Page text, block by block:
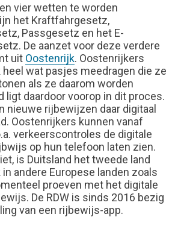
vier wetten te worden
het Kraftfahrgesetz,
Passgesetz en het E-
De aanzet voor deze verdere
uit Oostenrijk. Oostenrijkers
wat pasjes meedragen die ze
als ze daarom worden
ligt daardoor voorop in dit proces.
nieuwe rijbewijzen daar digitaal
Oostenrijkers kunnen vanaf
verkeerscontroles de digitale
op hun telefoon laten zien.
is Duitsland het tweede land
in andere Europese landen zoals
proeven met het digitale
De RDW is sinds 2016 bezig
van een rijbewijs-app.